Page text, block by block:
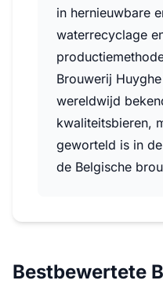
in hernieuwbare
waterrecyclage
Brouwerij
wereldwijd
kwaliteitsbieren,
geworteld is in
de Belgische
Bestbewertete